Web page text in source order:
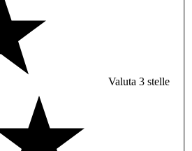
Valuta 3 stelle